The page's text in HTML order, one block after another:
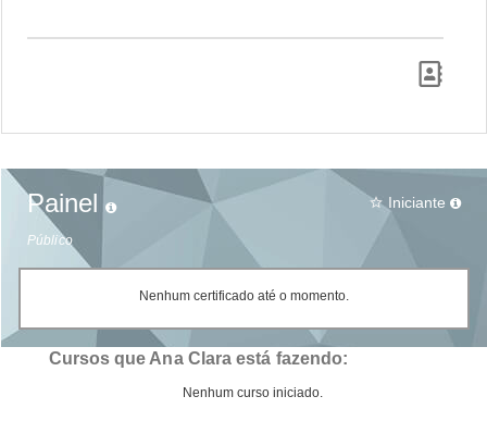
Painel
Público
star_border Iniciante
Nenhum certificado até o momento.
Cursos que Ana Clara está fazendo:
Nenhum curso iniciado.